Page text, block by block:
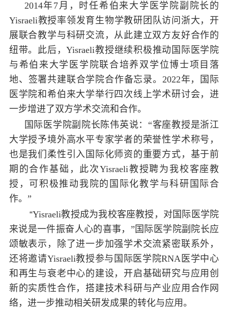
2014年7月，时任希伯来大学医学院副院长的
Yisraeli教授率领发育生物学教研团队访问浙大，开
展联合教学与科研交流，从此建立双方友好合作的
纽带。此后，Yisraeli教授继续积极推动国际医学院
与希伯来大学医学院联合培养双学位博士项目落
地、签署共建联合学院合作备忘录。 2022年，国际
医学院和希伯来大学举行四次线上学术研讨会，进
一步增进了双方学术交流和合作。
国际医学院副院长陈伟英说：“客座教授是浙江
大学授予境外高水平专家学者的荣誉性学术称号，
也是我们柔性引入国际化师资的重要方式，基于前
期的合作基础，此次Yisraeli教授聘为我校客座教
授，可积极推动我院的国际化教学与科研国际合
作。”
“Yisraeli教授成为我校客座教授，对国际医学院
来说是一件振奋人心的喜事，”国际医学院副院长应
颂敏表示，除了进一步加强学术交流紧密联系外，
还将邀请Yisraeli教授参与国际医学院RNA 医学中心
和再生与衰老中心的建设，开启基础研究与应用创
新的实质性合作，搭建技术科研与产业应用合作网
络，进一步推动相关研发成果的转化与应用。